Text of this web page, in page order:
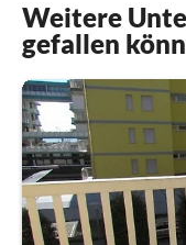
Weitere
gefallen